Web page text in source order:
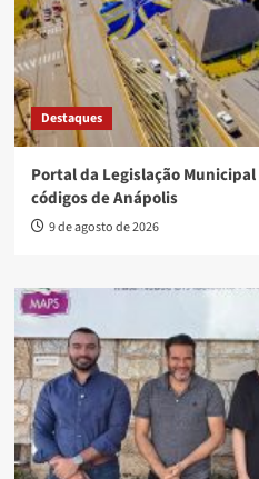
Destaques
Portal da Legislação
códigos de Anápolis
9 de agosto de 2026